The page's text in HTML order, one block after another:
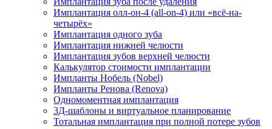
Имплантация олл-он-4 (all-on-4) или «всё-на-
четырёх»
Имплантация одного зуба
Имплантация нижней челюсти
Имплантация зубов верхней челюсти
Калькулятор стоимости имплантации
Импланты Нобель (Nobel)
Импланты Ренова (Renova)
Одномоментная имплантация
3Д-шаблоны и виртуальное планирование
Тотальная имплантация при полной потере зубов